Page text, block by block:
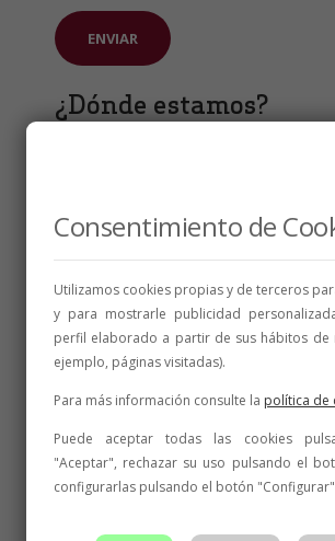
¿Dónde estamos?
Consentimiento de
Utilizamos cookies propias y de terceros
y para mostrarle publicidad
perfil elaborado a partir de sus hábitos de
ejemplo, páginas visitadas).
Para más información consulte la política de
Puede aceptar todas las cookies
"Aceptar", rechazar su uso pulsando el
configurarlas pulsando el botón